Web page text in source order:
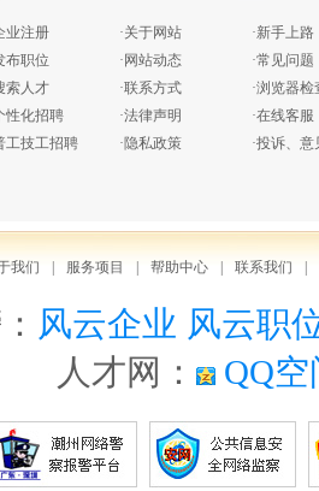
业注册
布职位
索人才
性化招聘
工技工招聘
·关于网站
· 网站动态
·联系方式
·法律声明
·隐私政策
·新手上路
·常见问题
·浏览器检
·在线客服
·投诉、意
我们 | 服务项目 | 帮助中心 | 联系我们 |
风云企业 风云职
人才网：
QQ空